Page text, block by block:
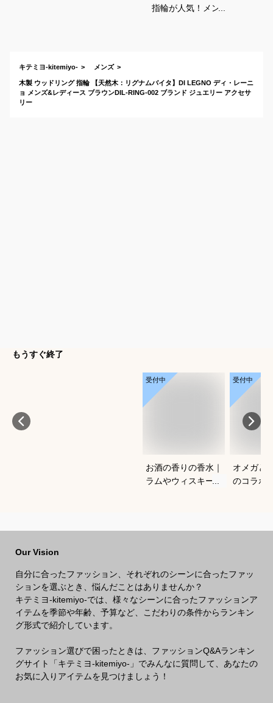
指輪が人気！メンズ
キテミヨ-kitemiyo- メンズ
木製 ウッドリング 指輪 【天然木：リグナムバイタ】DI LEGNO ディ・レーニ
ョ メンズ&レディース ブラウンDIL-RING-002 ブランド ジュエリー アクセサ
リー
もうすぐ終了
受付中
お酒の香りの香水｜
ラムやウィスキーな
受付中
オメガと
のコラボ
Our Vision
自分に合ったファッション、それぞれのシーンに合ったファッ
ションを選ぶとき、悩んだことはありませんか？
キテミヨ-kitemiyo-では、様々なシーンに合ったファッションア
イテムを季節や年齢、予算など、こだわりの条件からランキン
グ形式で紹介しています。
ファッション選びで困ったときは、ファッションQ&Aランキン
グサイト「キテミヨ-kitemiyo-」でみんなに質問して、あなたの
お気に入りアイテムを見つけましょう！